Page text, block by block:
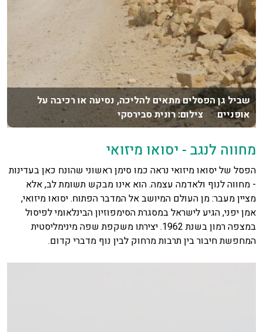
שביל גן הפסלים מתאים להליכה, נסיעה או רכיבה על
אופניים צילום: רונית סבירסקי
מחווה לנגב - יסואו מיזואי
הפסל של יסואו מיזואי נראה כמו סימן ראשוני שהונח כאן בעדינות
- מחווה לנוף ולאדמה עצמה. הוא אינו מבקש תשומת לב, אלא
מציין מעבר: מן העולם המיושב אל המדבר הפתוח. יסואו מיזואי,
אמן יפני, הגיע לישראל במסגרת הסימפוזיון הבינלאומי לפיסול
במצפה רמון בשנת 1962. יצירתו משקפת שפה מינימליסטית
המחפשת חיבור בין תרבות מרחוק לבין נוף מדברי קדום.